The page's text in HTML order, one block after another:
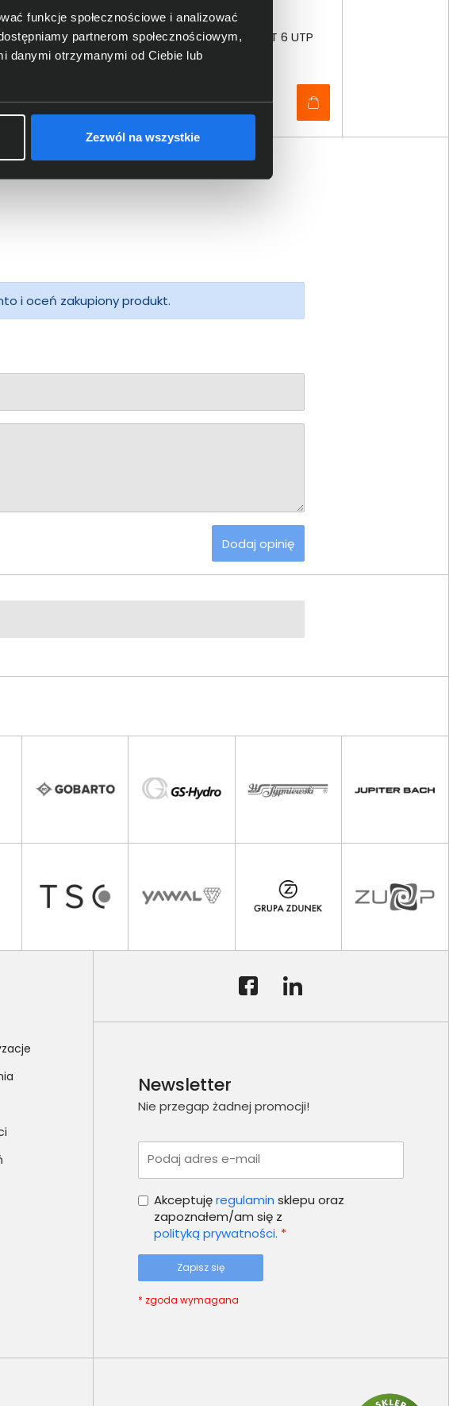
funkcje społecznościowe i analizować
partnerom społecznościowym,
danymi otrzymanymi od Ciebie lub
Zezwól na wszystkie
CAT 6 UTP
Patchcord LogiLink CAT 6 UTP
0,5m żółty CP2027U
19,00 zł
netto: 15,45 zł
i oceń zakupiony produkt.
Dodaj opinię
Newsletter
Nie przegap żadnej promocji!
Podaj adres e-mail
Akceptujęregulamin sklepu oraz
zapoznałem/am się z
polityką prywatności. *
Zapisz się
* zgoda wymagana